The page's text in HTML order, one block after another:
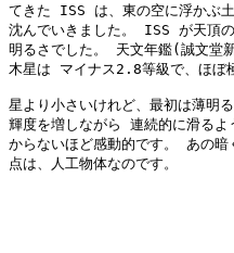
てきた ISS は、東の空に浮かぶ
沈んでいきました。 ISS が天頂
明るさでした。 天文年鑑(誠文
木星は マイナス2.8等級で、ほぼ
星より小さいけれど、最初は薄明
輝度を増しながら 連続的に滑るよ
からないほど感動的です。 あの暗
点は、人工物体なのです。